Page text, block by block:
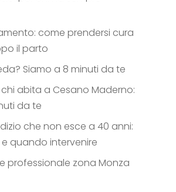
come prendersi cura
il parto
Siamo a 8 minuti da te
abita a Cesano Maderno:
da te
che non esce a 40 anni:
e quando intervenire
professionale zona Monza